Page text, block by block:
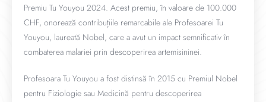
Premiu Tu Youyou 2024. Acest premiu, în valoare de 100.000
CHF, onorează contribuțiile remarcabile ale Profesoarei Tu
Youyou, laureată Nobel, care a avut un impact semnificativ în
combaterea malariei prin descoperirea artemisininei.
Profesoara Tu Youyou a fost distinsă în 2015 cu Premiul Nobel
pentru Fiziologie sau Medicină pentru descoperirea